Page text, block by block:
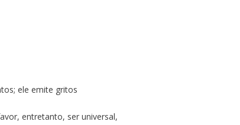
ele emite gritos
entretanto, ser universal,